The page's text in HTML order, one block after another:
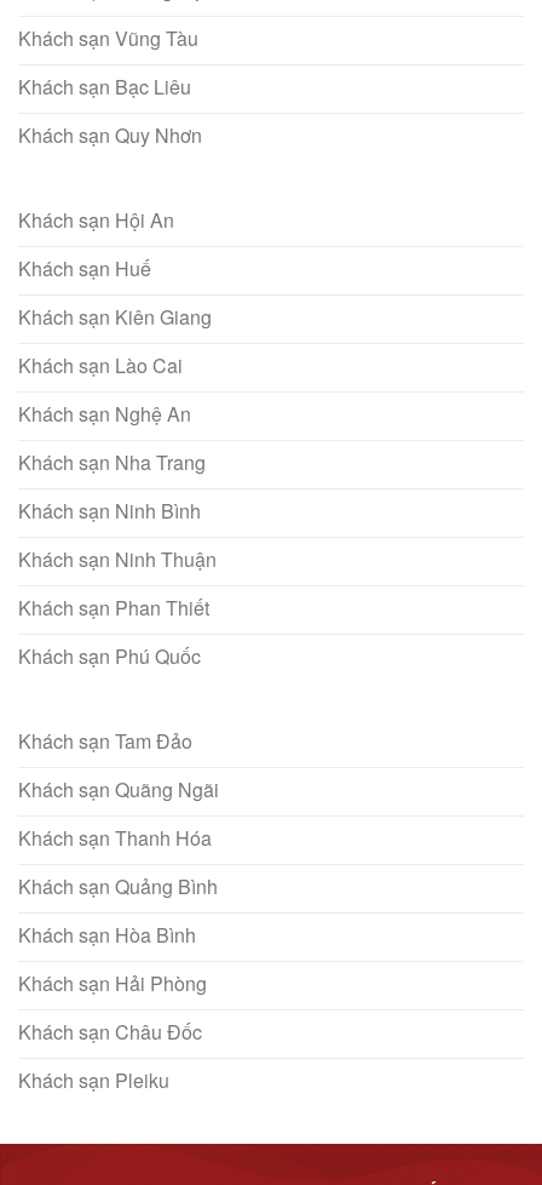
Khách sạn Vũng Tàu
Khách sạn Bạc Liêu
Khách sạn Quy Nhơn
Khách sạn Hội An
Khách sạn Huế
Khách sạn Kiên Giang
Khách sạn Lào Cai
Khách sạn Nghệ An
Khách sạn Nha Trang
Khách sạn Ninh Bình
Khách sạn Ninh Thuận
Khách sạn Phan Thiết
Khách sạn Phú Quốc
Khách sạn Tam Đảo
Khách sạn Quãng Ngãi
Khách sạn Thanh Hóa
Khách sạn Quảng Bình
Khách sạn Hòa Bình
Khách sạn Hải Phòng
Khách sạn Châu Đốc
Khách sạn Pleiku